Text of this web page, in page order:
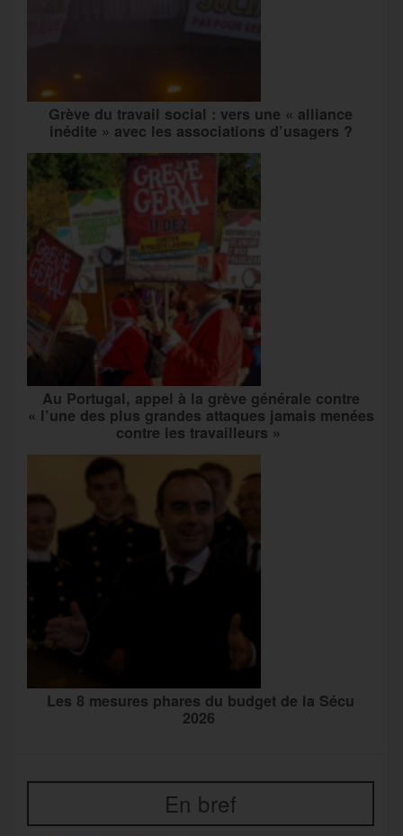
Grève du travail social : vers une « alliance
inédite » avec les associations d’usagers ?
Au Portugal, appel à la grève générale contre
« l’une des plus grandes attaques jamais menées
contre les travailleurs »
Les 8 mesures phares du budget de la Sécu
2026
En bref